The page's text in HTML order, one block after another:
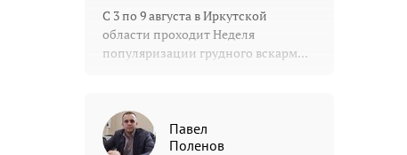
С 3 по 9 августа в Иркутской
области проходит Неделя
популяризации грудного вскарм...
Павел
Поленов